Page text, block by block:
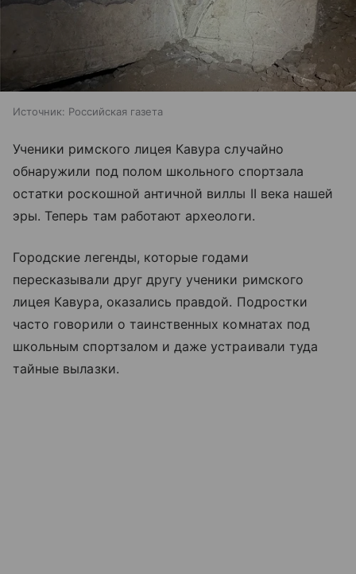
Источник: Российская газета
Ученики римского лицея Кавура случайно
обнаружили под полом школьного спортзала
остатки роскошной античной виллы II века нашей
эры. Теперь там работают археологи.
Городские легенды, которые годами
пересказывали друг другу ученики римского
лицея Кавура, оказались правдой. Подростки
часто говорили о таинственных комнатах под
школьным спортзалом и даже устраивали туда
тайные вылазки.